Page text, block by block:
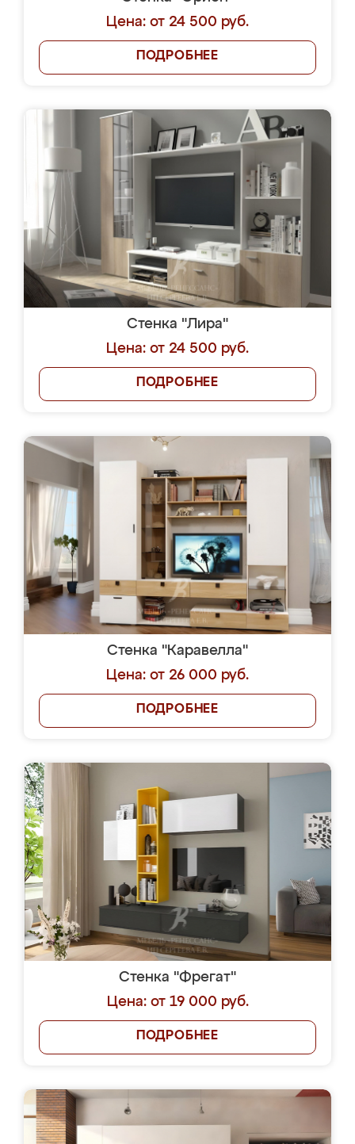
Цена: от 24 500 руб.
ПОДРОБНЕЕ
Стенка "Лира"
Цена: от 24 500 руб.
ПОДРОБНЕЕ
Стенка "Каравелла"
Цена: от 26 000 руб.
ПОДРОБНЕЕ
Стенка "Фрегат"
Цена: от 19 000 руб.
ПОДРОБНЕЕ